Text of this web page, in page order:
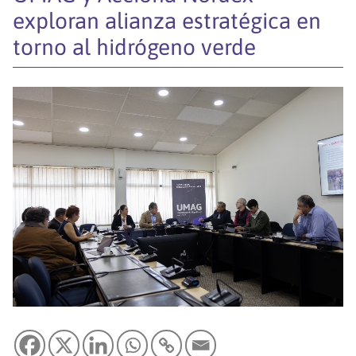
exploran alianza estratégica en
torno al hidrógeno verde